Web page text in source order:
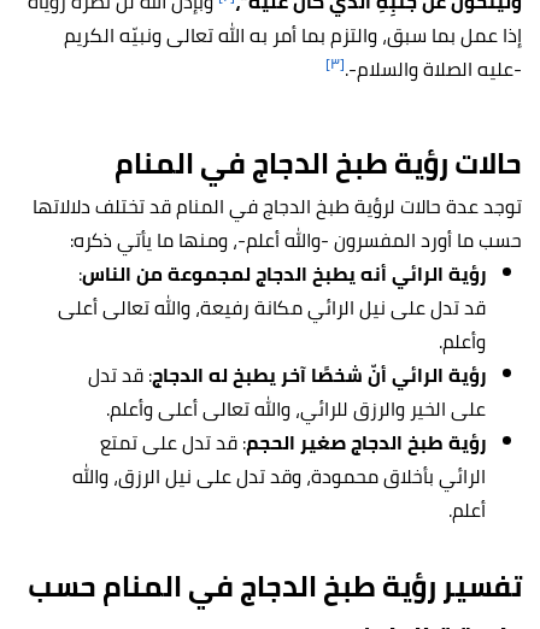
إذا عمل بما سبق، والتزم بما أمر به الله تعالى ونبيّه الكريم
-عليه الصلاة والسلام-.[٣]
حالات رؤية طبخ الدجاج في المنام
توجد عدة حالات لرؤية طبخ الدجاج في المنام قد تختلف دلالاتها
حسب ما أورد المفسرون -والله أعلم-، ومنها ما يأتي ذكره:
رؤية الرائي أنه يطبخ الدجاج لمجموعة من الناس:
قد تدل على نيل الرائي مكانة رفيعة، والله تعالى أعلى
وأعلم.
رؤية الرائي أنّ شخصًا آخر يطبخ له الدجاج: قد تدل
على الخير والرزق للرائي، والله تعالى أعلى وأعلم.
رؤية طبخ الدجاج صغير الحجم: قد تدل على تمتع
الرائي بأخلاق محمودة، وقد تدل على نيل الرزق، والله
أعلم.
تفسير رؤية طبخ الدجاج في المنام حسب